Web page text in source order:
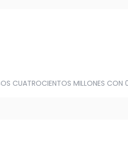
CUATROCIENTOS MILLONES